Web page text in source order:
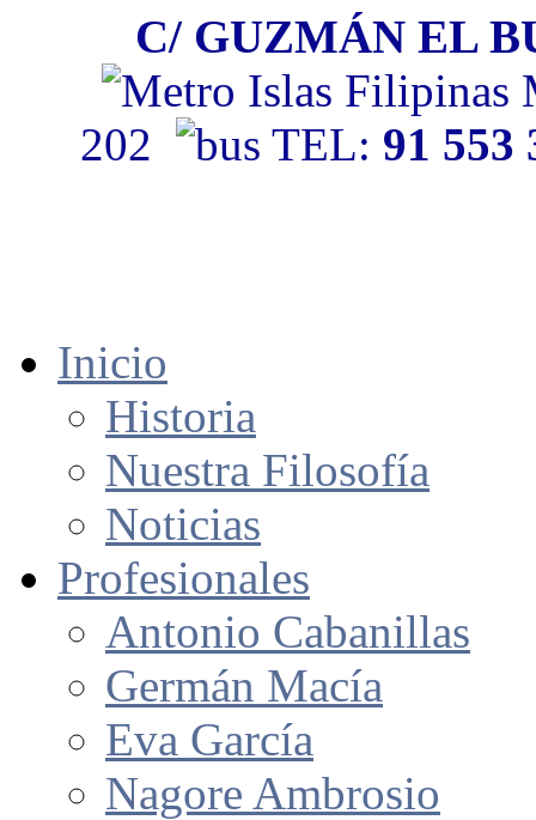
C/ GUZMÁN EL
202 TEL: 91
Inicio
Historia
Nuestra Filosofía
Noticias
Profesionales
Antonio Cabanillas
Germán Macía
Eva García
Nagore Ambrosio